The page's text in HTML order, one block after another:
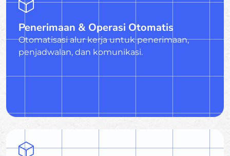
Penerimaan & Operasi Otomatis
Otomatisasi alur kerja untuk penerimaan,
penjadwalan, dan komunikasi.